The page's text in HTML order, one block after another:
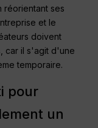
réorientant ses
et le
doivent
car il s'agit d'une
temporaire.
pour
un